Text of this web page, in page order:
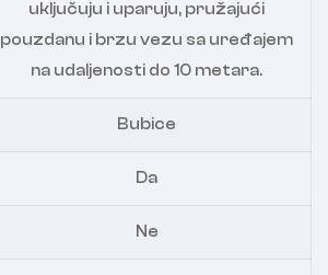
uključuju i uparuju, pružajući
pouzdanu i brzu vezu sa uređajem
na udaljenosti do 10 metara.
Bubice
Da
Ne